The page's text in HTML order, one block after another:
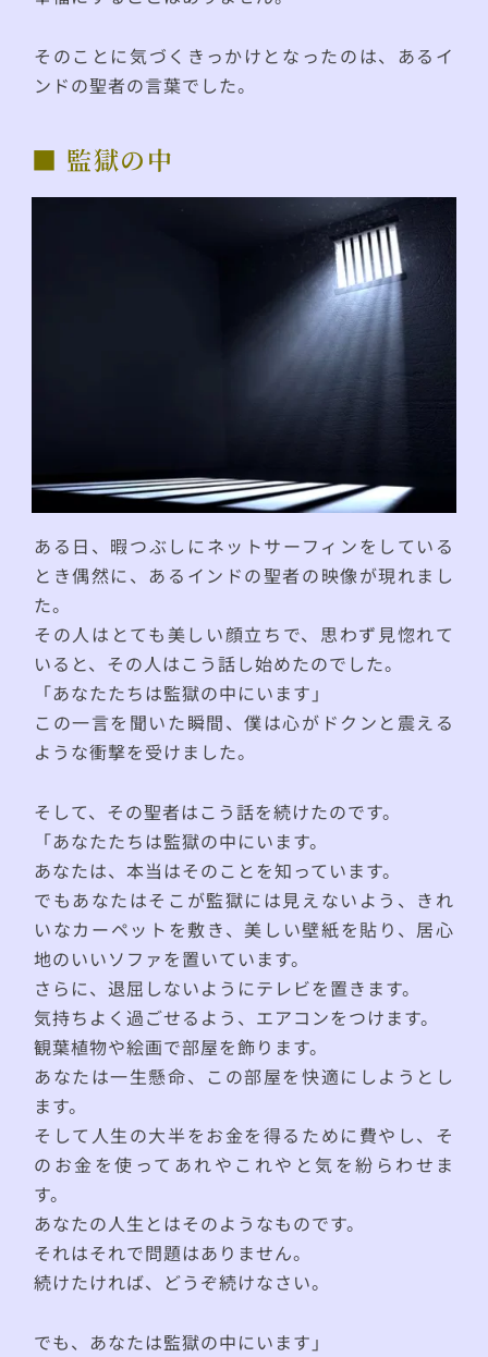
そのことに気づくきっかけとなったのは、あるイ
ンドの聖者の言葉でした。
■ 監獄の中
ある日、暇つぶしにネットサーフィンをしている
とき偶然に、あるインドの聖者の映像が現れまし
た。
その人はとても美しい顔立ちで、思わず見惚れて
いると、その人はこう話し始めたのでした。
「あなたたちは監獄の中にいます」
この一言を聞いた瞬間、僕は心がドクンと震える
ような衝撃を受けました。
そして、その聖者はこう話を続けたのです。
「あなたたちは監獄の中にいます。
あなたは、本当はそのことを知っています。
でもあなたはそこが監獄には見えないよう、きれ
いなカーペットを敷き、美しい壁紙を貼り、居心
地のいいソファを置いています。
さらに、退屈しないようにテレビを置きます。
気持ちよく過ごせるよう、エアコンをつけます。
観葉植物や絵画で部屋を飾ります。
あなたは一生懸命、この部屋を快適にしようとし
ます。
そして人生の大半をお金を得るために費やし、そ
のお金を使ってあれやこれやと気を紛らわせま
す。
あなたの人生とはそのようなものです。
それはそれで問題はありません。
続けたければ、どうぞ続けなさい。
でも、あなたは監獄の中にいます」